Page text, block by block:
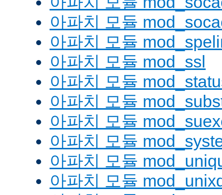
아파치 모듈
아파치 모듈
아파치 모듈 mod_ssl
아파치 모듈
아파치 모듈
아파치 모듈
아파치 모듈
아파치 모듈
아파치 모듈